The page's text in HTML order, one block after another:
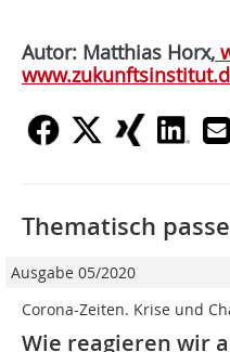
Autor: Matthias Horx,
Thematisch
Ausgabe 05/2020
Corona-Zeiten. Krise und
Wie reagieren wir